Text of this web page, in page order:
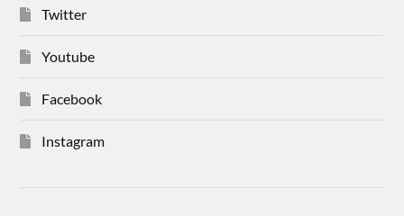
Twitter
Youtube
Facebook
Instagram